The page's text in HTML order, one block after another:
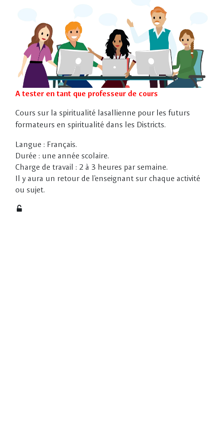
A tester en tant que professeur de cours
Cours sur la spiritualité lasallienne pour les futurs
formateurs en spiritualité dans les Districts.
Langue : Français.
Durée : une année scolaire.
Charge de travail : 2 à 3 heures par semaine.
Il y aura un retour de l'enseignant sur chaque activité
ou sujet.